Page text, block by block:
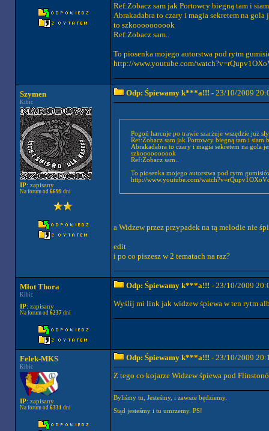
Ref:Zobacz sam jak Portowcy biegną tam i
Abrakadabra to czary i magia sekretem na
to szkoooooooook
Ref:Zobacz sam..
To piosenka mojego autorstwa pod rytm
http://www.youtube.com/
Szymen
Kibic
IP: zapisany
Na forum od 6699dni
Odp: Śpiewamy k***a!!! - 23/10/2009
Pogoń harcuje po trawie szarżuje wszędzie już
Ref:Zobacz sam jak Portowcy biegną tam i siam
Abrakadabra to czary i magia sekretem na gola
szkoooooooook
Ref:Zobacz sam..
To piosenka mojego autorstwa pod rytm
http://www.youtube.com/
a Widzew przez przypadek na tą melodie nie
edit
i po co piszesz w 2 tematach na raz?
Młot Thora
Kibic
IP: zapisany
Na forum od 6237dni
Odp: Śpiewamy k***a!!! - 23/10/2009
Wyślij mi link jak widzew śpiewa w ten rytm
Felek-MKS
Kibic
IP: zapisany
Na forum od 6331 dni
Odp: Śpiewamy k***a!!! - 23/10/2009
Z tego co kojarze Widzew śpiewa pod
Byliśmy tu, Jesteśmy, i zawsze będziemy.
Stąd jesteśmy i tu umrzemy. PS!